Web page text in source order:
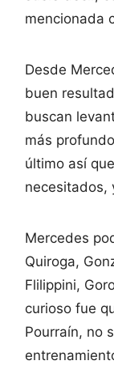
mencionada
Desde
buen
buscan
más
último así
necesitados,
Mercedes
Quiroga,
Flilippini,
curioso fue
Pourraín, no